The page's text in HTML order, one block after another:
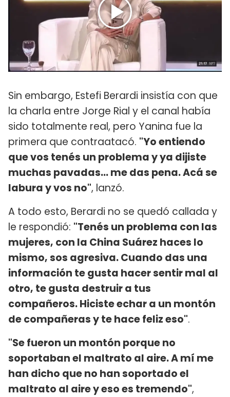
Sin embargo, Estefi Berardi insistía con que
la charla entre Jorge Rial y el canal había
sido totalmente real, pero Yanina fue la
primera que contraatacó. "Yo entiendo
que vos tenés un problema y ya dijiste
muchas pavadas... me das pena. Acá se
labura y vos no", lanzó.
A todo esto, Berardi no se quedó callada y
le respondió: "Tenés un problema con las
mujeres, con la China Suárez haces lo
mismo, sos agresiva. Cuando das una
información te gusta hacer sentir mal al
otro, te gusta destruir a tus
compañeros. Hiciste echar a un montón
de compañeras y te hace feliz eso".
"Se fueron un montón porque no
soportaban el maltrato al aire. A mí me
han dicho que no han soportado el
maltrato al aire y eso es tremendo",